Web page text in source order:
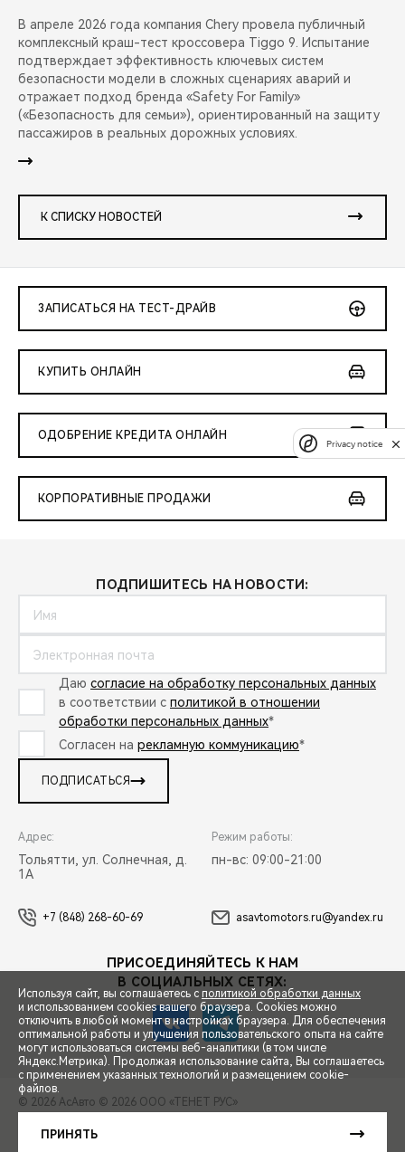
СПЕЦПРЕДЛОЖЕНИЯ
ЗАПИСЬ НА ТЕСТ-ДРАЙВ
В апреле 2026 года компания Chery провела публичный
комплексный краш-тест кроссовера Tiggo 9. Испытание
подтверждает эффективность ключевых систем
безопасности модели в сложных сценариях аварий и
отражает подход бренда «Safety For Family»
(«Безопасность для семьи»), ориентированный на защиту
пассажиров в реальных дорожных условиях.
К СПИСКУ НОВОСТЕЙ
ЗАПИСАТЬСЯ НА ТЕСТ-ДРАЙВ
КУПИТЬ ОНЛАЙН
ОДОБРЕНИЕ КРЕДИТА ОНЛАЙН
КОРПОРАТИВНЫЕ ПРОДАЖИ
ПОДПИШИТЕСЬ НА НОВОСТИ:
Даю согласие на обработку персональных данных
в соответствии с политикой в отношении
обработки персональных данных*
Согласен на рекламную коммуникацию*
ПОДПИСАТЬСЯ
Адрес:
Тольятти, ул. Солнечная, д.
1А
Режим работы:
пн-вс: 09:00-21:00
+7 (848) 268-60-69 asavtomotors.ru@yandex.ru
ПРИСОЕДИНЯЙТЕСЬ К НАМ
В СОЦИАЛЬНЫХ СЕТЯХ:
© 2026 АсАвто © 2026 ООО «ТЕНЕТ РУС»
Сделано в ПЕРКС
Используя сайт, вы соглашаетесь с политикой обработки данных
и использованием cookies вашего браузера. Cookies можно
отключить в любой момент в настройках браузера. Для обеспечения
оптимальной работы и улучшения пользовательского опыта на сайте
могут использоваться системы веб-аналитики (в том числе
Яндекс.Метрика). Продолжая использование сайта, Вы соглашаетесь
с применением указанных технологий и размещением cookie-
файлов.
ПРИНЯТЬ
Privacy notice